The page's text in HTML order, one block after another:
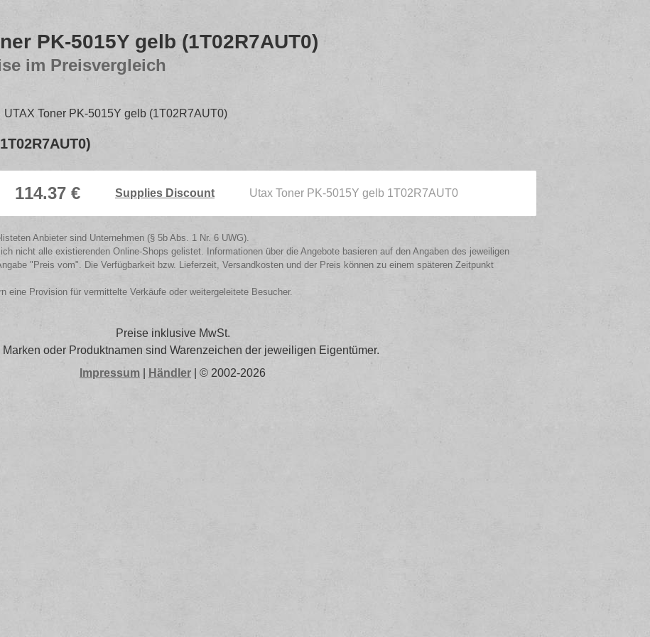
PK-5015Y gelb (1T02R7AUT0)
im Preisvergleich
UTAX Toner PK-5015Y gelb (1T02R7AUT0)
114.37 € Supplies Discount Utax Toner PK-5015Y gelb 1T02R7AUT0
Anbieter sind Unternehmen (§ 5b Abs. 1 Nr. 6 UWG).
nicht alle existierenden Online-Shops gelistet. Informationen über die Angebote basieren auf den Angaben des jeweiligen
"Preis vom". Die Verfügbarkeit bzw. Lieferzeit, Versandkosten und der Preis können zu einem späteren Zeitpunkt
eine Provision für vermittelte Verkäufe oder weitergeleitete Besucher.
Preise inklusive MwSt.
Marken oder Produktnamen sind Warenzeichen der jeweiligen Eigentümer.
Impressum
Händler | © 2002-2026